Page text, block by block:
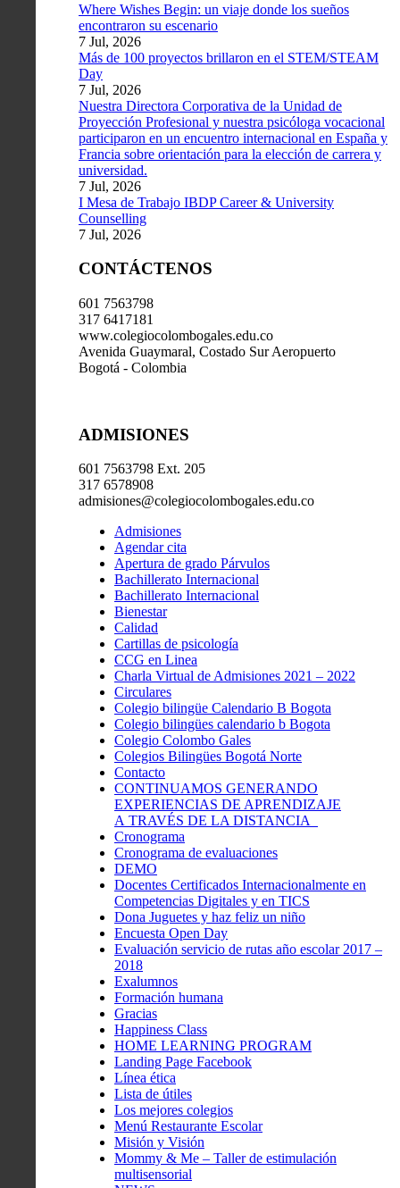
Where Wishes Begin: un viaje donde los sueños
encontraron su escenario
7 Jul, 2026
Más de 100 proyectos brillaron en el STEM/STEAM
Day
7 Jul, 2026
Nuestra Directora Corporativa de la Unidad de
Proyección Profesional y nuestra psicóloga vocacional
participaron en un encuentro internacional en España y
Francia sobre orientación para la elección de carrera y
universidad.
7 Jul, 2026
I Mesa de Trabajo IBDP Career & University
Counselling
7 Jul, 2026
CONTÁCTENOS
601 7563798
317 6417181
www.colegiocolombogales.edu.co
Avenida Guaymaral, Costado Sur Aeropuerto
Bogotá - Colombia
ADMISIONES
601 7563798 Ext. 205
317 6578908
admisiones@colegiocolombogales.edu.co
Admisiones
Agendar cita
Apertura de grado Párvulos
Bachillerato Internacional
Bachillerato Internacional
Bienestar
Calidad
Cartillas de psicología
CCG en Linea
Charla Virtual de Admisiones 2021 – 2022
Circulares
Colegio bilingüe Calendario B Bogota
Colegio bilingües calendario b Bogota
Colegio Colombo Gales
Colegios Bilingües Bogotá Norte
Contacto
CONTINUAMOS GENERANDO
EXPERIENCIAS DE APRENDIZAJE
A TRAVÉS DE LA DISTANCIA
Cronograma
Cronograma de evaluaciones
DEMO
Docentes Certificados Internacionalmente en
Competencias Digitales y en TICS
Dona Juguetes y haz feliz un niño
Encuesta Open Day
Evaluación servicio de rutas año escolar 2017 –
2018
Exalumnos
Formación humana
Gracias
Happiness Class
HOME LEARNING PROGRAM
Landing Page Facebook
Línea ética
Lista de útiles
Los mejores colegios
Menú Restaurante Escolar
Misión y Visión
Mommy & Me – Taller de estimulación
multisensorial